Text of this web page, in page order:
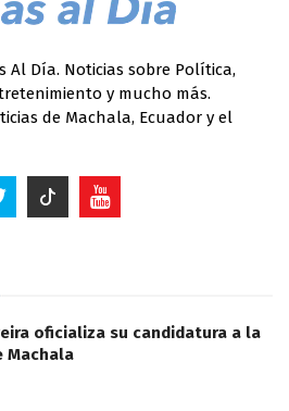
Al Día. Noticias sobre Política,
y mucho más.
de Machala, Ecuador y el
oficializa su candidatura a la
Machala